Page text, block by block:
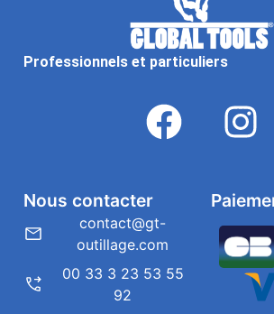
Professionnels et particuliers
Nous contacter
contact@gt-
outillage.com
00 33 3 23 53 55
92